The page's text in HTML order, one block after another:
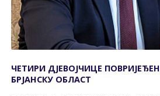
ЧЕТИРИ ДЈЕВОЈЧИЦЕ
БРЈАНСКУ ОБЛАСТ